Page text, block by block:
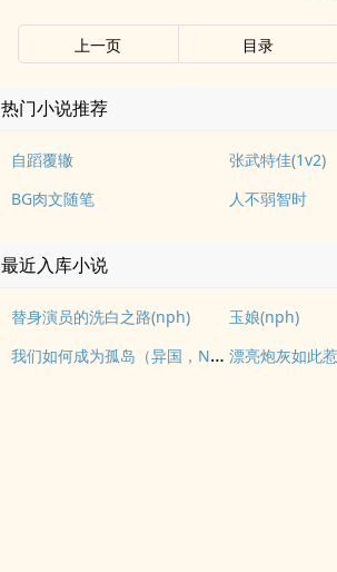
上一页 目录
热门小说推荐
自蹈覆辙 张武特佳(1v2)
BG肉文随笔
人不弱智时
最近入库小说
替身演员的洗白之路(nph) 玉娘(nph)
我们如何成为孤岛（异国，NPH） 漂亮炮灰如此